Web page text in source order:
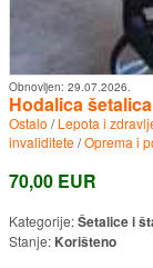
Obnovljen: 29.07.2026.
Hodalica
Ostalo /Lepota i
invaliditete/Oprema i
70,00 EUR
Kategorije:Šetalice i
Stanje: Korišteno